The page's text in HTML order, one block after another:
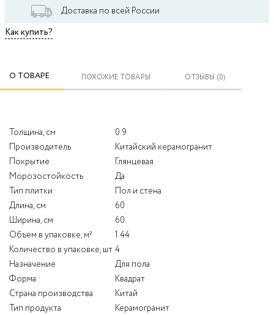
Доставка по всей России
Как купить?
О ТОВАРЕ ПОХОЖИЕ ТОВАРЫ ОТЗЫВЫ (0)
Толщина, см
0.9
Производитель
Китайский керамогранит
Покрытие
Глянцевая
Морозостойкость
Да
Тип плитки
Пол и стена
Длина, см
60
Ширина, см
60
Объем в упаковке, м²
1.44
Количество в упаковке, шт 4
Назначение
Для пола
Форма
Квадрат
Страна производства
Китай
Тип продукта
Керамогранит